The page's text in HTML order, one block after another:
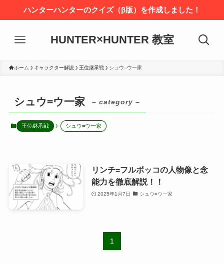
ハンターハンターのクイズ（β版）を作成しました！
HUNTER×HUNTER 教室
ホーム キャラクター解説 王位継承戦 シュウ=ウ一家
シュウ=ウ一家 – category –
王位継承戦 シュウ=ウ一家
リンチ=フルボッコの人物像と念
能力を徹底解説！！
2025年1月7日 シュウ=ウ一家
1